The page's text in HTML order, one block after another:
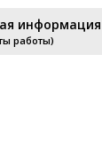
информация
работы)